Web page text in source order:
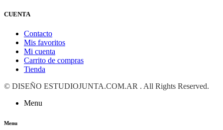
CUENTA
Contacto
Mis favoritos
Mi cuenta
Carrito de compras
Tienda
© DISEÑO ESTUDIOJUNTA.COM.AR . All Rights Reserved.
Menu
Menu